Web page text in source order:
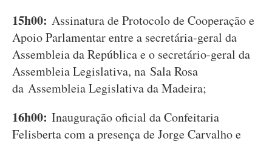
15h00: Assinatura de Protocolo de Cooperação e
Apoio Parlamentar entre a secretária-geral da
Assembleia da República e o secretário-geral da
Assembleia Legislativa, na Sala Rosa
da Assembleia Legislativa da Madeira;
16h00: Inauguração oficial da Confeitaria
Felisberta com a presença de Jorge Carvalho e